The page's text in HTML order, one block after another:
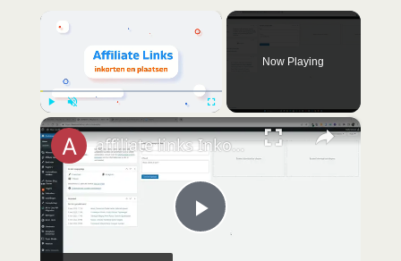
Play Unmute
Now Playing
×
P
affiliate links Inkorten plugin